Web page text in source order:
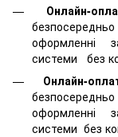
Онлайн-
оформленні
системи
без
Онлайн-
оформленні
системи без